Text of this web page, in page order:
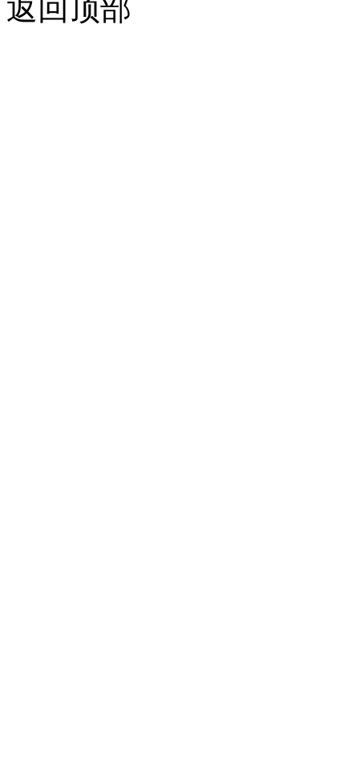
返回顶部